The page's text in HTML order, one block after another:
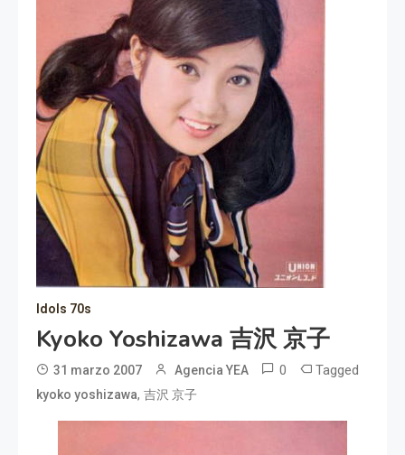
Idols 70s
Kyoko Yoshizawa 吉沢 京子
31 marzo 2007 Agencia YEA 0 Tagged
kyoko yoshizawa, 吉沢 京子